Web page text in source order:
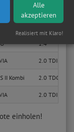
Epok
1.4
2.0 TDI
II Kombi 2.0 TDCi
2.0 TDI
einholen!
Alle
akzeptieren
Realisiert mit Klaro!